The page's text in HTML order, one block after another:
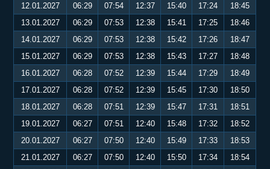
12.01.2027
06:29 07:54 12:37 15:40 17:24
18:45
13.01.2027
06:29 07:53 12:38 15:41 17:25
18:46
14.01.2027
06:29 07:53 12:38 15:42 17:26
18:47
15.01.2027
06:29 07:53 12:38 15:43 17:27
18:48
16.01.2027
06:28 07:52 12:39 15:44 17:29
18:49
17.01.2027
06:28 07:52 12:39 15:45 17:30
18:50
18.01.2027
06:28 07:51 12:39 15:47 17:31
18:51
19.01.2027
06:27 07:51 12:40 15:48 17:32
18:52
20.01.2027
06:27 07:50 12:40 15:49 17:33
18:53
21.01.2027
06:27 07:50 12:40 15:50 17:34
18:54